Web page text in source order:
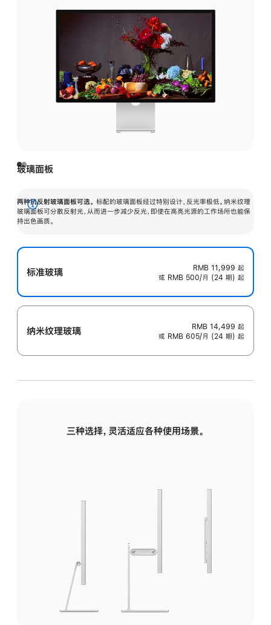
玻璃面板
两种抗反射玻璃面板可选。 标配的玻璃面板经过特别设计，反光率极低。纳米纹理
玻璃面板可分散反射光，从而进一步减少反光，即使在高亮光源的工作场所也能保
持出色画质。
展
开
标准玻璃 RMB 11,999 起
或 RMB 500/月 (24 期) 起
纳米纹理玻璃 RMB 14,499 起
或 RMB 605/月 (24 期) 起
三种选择，灵活适应各种使用场景。